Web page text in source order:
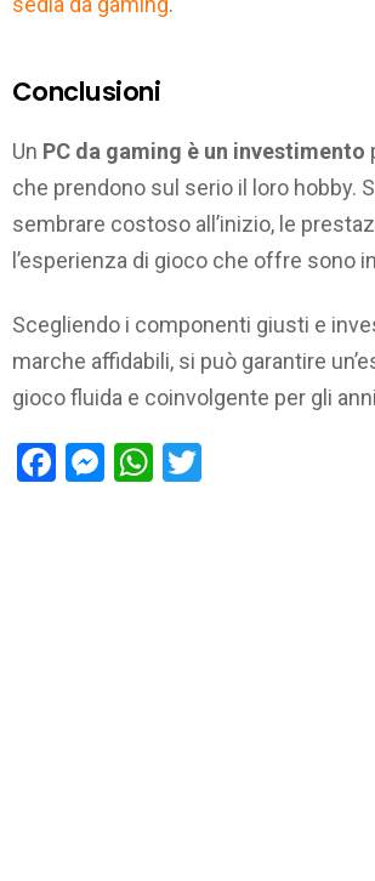
Conclusioni
Un PC da gaming è un investimento
che prendono sul serio il loro hobby.
sembrare costoso all’inizio, le
l’esperienza di gioco che offre sono
Scegliendo i componenti giusti e
marche affidabili, si può garantire
gioco fluida e coinvolgente per gli
Facebook
Messenger
WhatsApp